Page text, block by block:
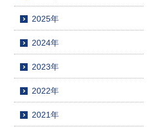
2025年
2024年
2023年
2022年
2021年